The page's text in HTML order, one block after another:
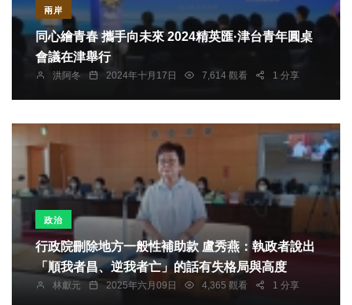
兩岸
同心繪青春 攜手向未來 2024精英匯·津台青年圓桌
會議在津舉行
洪阿冬 2024年十月17日 7,614 觀看 1 分享
政治
行政院刪除地方一般性補助款 盧秀燕：執政者說出
「順我者昌、逆我者亡」的話有失格局與高度
林獻元 2025年六月09日 4,365 觀看 1 分享